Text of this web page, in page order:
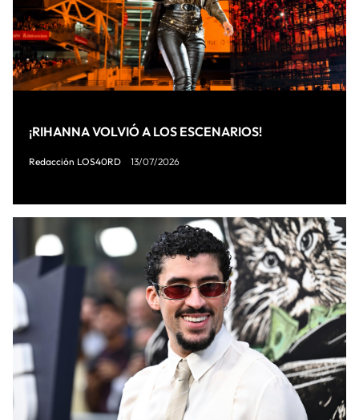
¡RIHANNA VOLVIÓ A LOS ESCENARIOS!
Redacción LOS40RD 13/07/2026